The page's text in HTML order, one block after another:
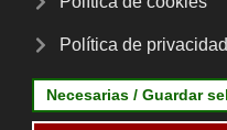
1. ElFestival Cine por